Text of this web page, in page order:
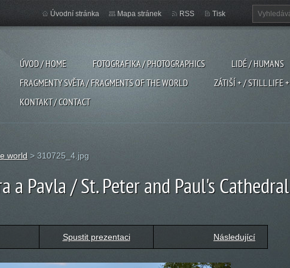
ÚVOD / HOME FOTOGRAFIKA / PHOTOGRAPHICS
LIDÉ / HUMANS
FRAGMENTY SVĚTA / FRAGMENTS OF THE WORLD
ZÁTIŠÍ + / STILL LIFE +
KONTAKT / CONTACT
Úvodní stránka Mapa stránek RSS Tisk
world >310725_4.jpg
a Pavla / St. Peter and Paul's Cathedral
Spustit prezentaci Následující